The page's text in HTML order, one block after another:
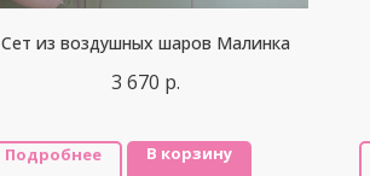
Сет из воздушных шаров Малинка
3 670 р.
Подробнее В корзину